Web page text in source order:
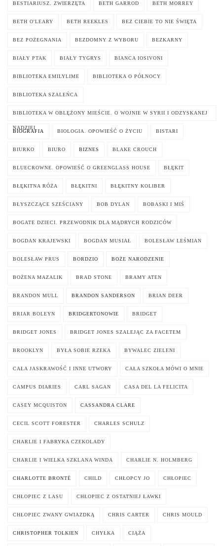
BESTIARIUSZ. ZWIERZĘTA BETH GARROD BETH MORREY
BETH O'LEARY BETH REEKLES BEZ CIEBIE TO NIE ŚWIĘTA
BEZ POŻEGNANIA BEZDOMNY Z WYBORU BEZKARNY
BIAŁY PTAK BIAŁY TYGRYS BIANCA IOSIVONI
BIBLIOTEKA EMILYLIME BIBLIOTEKA O PÓŁNOCY
BIBLIOTEKA SZALEŃCA
BIBLIOTEKA W OBLĘŻONY MIEŚCIE. O WOJNIE W SYRII I ODZYSKANEJ
NADZIEI
BIOGRAFIA BIOLOGIA. OPOWIEŚĆ O ŻYCIU BISTARI
BIURKO BIURO BIZNES BLAKE CROUCH
BLUECROWNE. OPOWIEŚĆ O GREENGLASS HOUSE BŁĘKIT
BŁĘKITNA RÓŻA BŁĘKITNI BŁĘKITNY KOLIBER
BŁYSZCZĄCE SZEŚCIANY BOB DYLAN BOBASKI I MIŚ
BOGATE DZIECI. PRZEWODNIK DLA MĄDRYCH RODZICÓW
BOGDAN KRAJEWSKI BOGDAN MUSIAŁ BOLESŁAW LEŚMIAN
BOLESŁAW PRUS BORDZIO BOŻE NARODZENIE
BOŻENA MAZALIK BRAD STONE BRAMY ATEN
BRANDON MULL BRANDON SANDERSON BRIAN DEER
BRIAR BOLEYN BRIDGERTONOWIE BRIDGET
BRIDGET JONES BRIDGET JONES SZALEJĄC ZA FACETEM
BROOKLYN BYŁA SOBIE RZEKA BYWALEC ZIELENI
CAŁA JASKRAWOŚĆ I INNE UTWORY CAŁA SZKOŁA MÓWI O MNIE
CAMPUS DIARIES CARL SAGAN CASA DEL LA FELICITA
CASEY MCQUISTON CASSANDRA CLARE
CECIL SCOTT FORESTER CHARLES SCHULZ
CHARLIE I FABRYKA CZEKOLADY
CHARLIE I WIELKA SZKLANA WINDA CHARLIE N. HOLMBERG
CHARLOTTE BRONTË CHILD CHŁOPCY JO CHŁOPIEC
CHŁOPIEC Z LASU CHŁOPIEC Z OSTATNIEJ ŁAWKI
CHŁOPIEC ZWANY GWIAZDKĄ CHRIS CARTER CHRIS MOULD
CHRISTOPHER TOLKIEN CHYŁKA CIĄŻA